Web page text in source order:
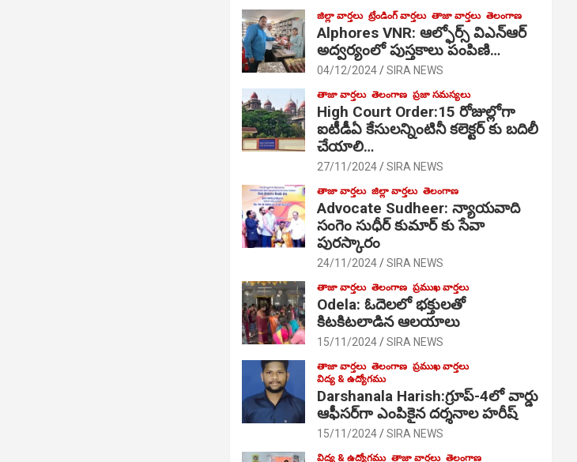
జిల్లా వార్తలు ట్రేండింగ్ వార్తలు తాజా వార్తలు తెలంగాణ
Alphores VNR: ఆల్ఫోర్స్ విఎన్ఆర్
అద్వర్యంలో పుస్తకాలు పంపిణి…
04/12/2024 SIRA NEWS
తాజా వార్తలు తెలంగాణ ప్రజా సమస్యలు
High Court Order:15 రోజుల్లోగా
ఐటీడీఏ కేసులన్నింటినీ కలెక్టర్ కు బదిలీ
చేయాలి…
27/11/2024 SIRA NEWS
తాజా వార్తలు జిల్లా వార్తలు తెలంగాణ
Advocate Sudheer: న్యాయవాది
సంగెం సుధీర్ కుమార్ కు సేవా
పురస్కారం
24/11/2024 SIRA NEWS
తాజా వార్తలు తెలంగాణ ప్రముఖ వార్తలు
Odela: ఓదెల‌లో భక్తులతో
కిటకిటలాడిన ఆల‌యాలు
15/11/2024 SIRA NEWS
తాజా వార్తలు తెలంగాణ ప్రముఖ వార్తలు
విద్య & ఉద్యోగము
Darshanala Harish:గ్రూప్-4లో వార్డు
ఆఫీసర్‌గా ఎంపికైన దర్శనాల హరీష్
15/11/2024 SIRA NEWS
విద్య & ఉద్యోగము తాజా వార్తలు తెలంగాణ